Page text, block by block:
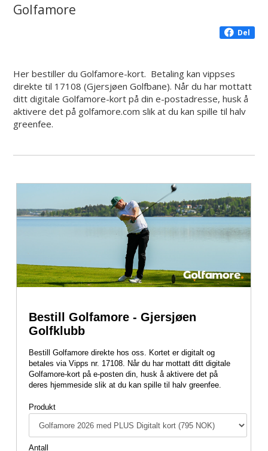
Golfamore
Del
Her bestiller du Golfamore-kort. Betaling kan vippses
direkte til 17108 (Gjersjøen Golfbane). Når du har mottatt
ditt digitale Golfamore-kort på din e-postadresse, husk å
aktivere det på golfamore.com slik at du kan spille til halv
greenfee.